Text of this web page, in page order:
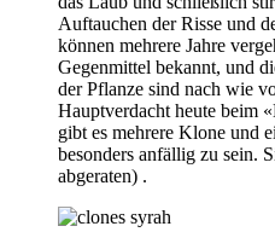
Auftauchen der Risse und
können mehrere Jahre
Gegenmittel bekannt, und
der Pflanze sind nach wie
Hauptverdacht heute beim
gibt es mehrere Klone und
besonders anfällig zu sein.
abgeraten) .